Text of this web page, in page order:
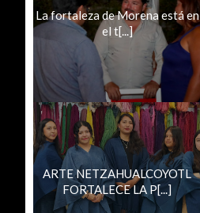
La fortaleza de Morena está en
el t[...]
ARTE NETZAHUALCOYOTL
FORTALECE LA P[...]